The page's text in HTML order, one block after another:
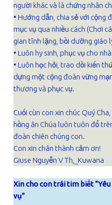
người khác và là chứng nhân
• Hướng dẫn, chia sẻ với
mục vụ qua nhiều cách (Chơi
gian tĩnh lặng, bồi dưỡng giáo
• Luôn hy sinh, phục vụ cho
• Luôn học hỏi, trao dồi kiến
dựng một cộng đoàn vững
thương và phục vụ.
Cuối cùn con xin chúc Quý
hồng ân Chúa luôn tuôn đổ
đoàn chiên chúng con.
Con xin chân thành cảm ơn!
Giuse Nguyễn V Th,_Kuwana
Xin cho con trái tim biết
vụ”